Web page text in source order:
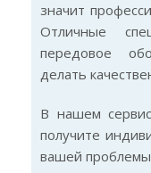
значит
Отличные
передовое
делать
В нашем
получите
вашей